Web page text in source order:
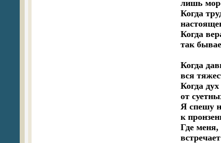
лишь
Когда
Когда
так
Когда
вся
Когда
от
Я спешу
к
Где